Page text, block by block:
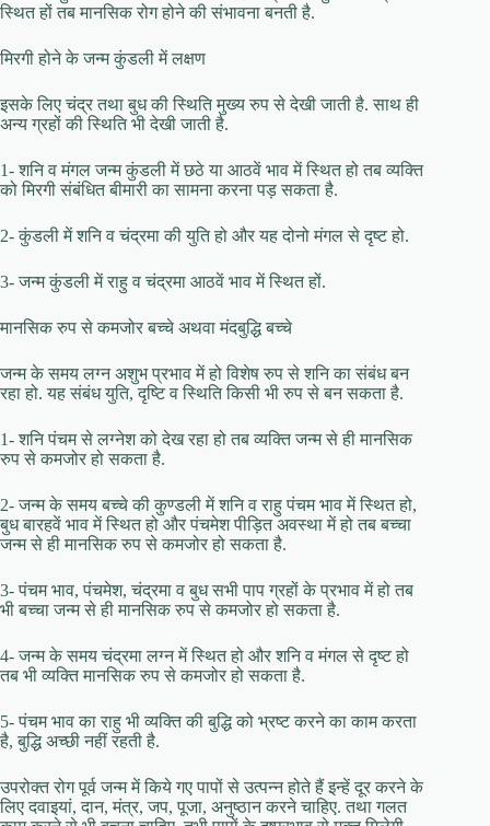
स्थित हों तब मानसिक रोग होने की संभावना बनती है.
मिरगी होने के जन्म कुंडली में लक्षण
इसके लिए चंद्र तथा बुध की स्थिति मुख्य रुप से देखी जाती है. साथ ही
अन्य ग्रहों की स्थिति भी देखी जाती है.
1- शनि व मंगल जन्म कुंडली में छठे या आठवें भाव में स्थित हो तब व्यक्ति
को मिरगी संबंधित बीमारी का सामना करना पड़ सकता है.
2- कुंडली में शनि व चंद्रमा की युति हो और यह दोनो मंगल से दृष्ट हो.
3- जन्म कुंडली में राहु व चंद्रमा आठवें भाव में स्थित हों.
मानसिक रुप से कमजोर बच्चे अथवा मंदबुद्धि बच्चे
जन्म के समय लग्न अशुभ प्रभाव में हो विशेष रुप से शनि का संबंध बन
रहा हो. यह संबंध युति, दृष्टि व स्थिति किसी भी रुप से बन सकता है.
1- शनि पंचम से लग्नेश को देख रहा हो तब व्यक्ति जन्म से ही मानसिक
रुप से कमजोर हो सकता है.
2- जन्म के समय बच्चे की कुण्डली में शनि व राहु पंचम भाव में स्थित हो,
बुध बारहवें भाव में स्थित हो और पंचमेश पीड़ित अवस्था में हो तब बच्चा
जन्म से ही मानसिक रुप से कमजोर हो सकता है.
3- पंचम भाव, पंचमेश, चंद्रमा व बुध सभी पाप ग्रहों के प्रभाव में हो तब
भी बच्चा जन्म से ही मानसिक रुप से कमजोर हो सकता है.
4- जन्म के समय चंद्रमा लग्न में स्थित हो और शनि व मंगल से दृष्ट हो
तब भी व्यक्ति मानसिक रुप से कमजोर हो सकता है.
5- पंचम भाव का राहु भी व्यक्ति की बुद्धि को भ्रष्ट करने का काम करता
है, बुद्धि अच्छी नहीं रहती है.
उपरोक्त रोग पूर्व जन्म में किये गए पापों से उत्पन्न होते हैं इन्हें दूर करने के
लिए दवाइयां, दान, मंत्र, जप, पूजा, अनुष्ठान करने चाहिए. तथा गलत